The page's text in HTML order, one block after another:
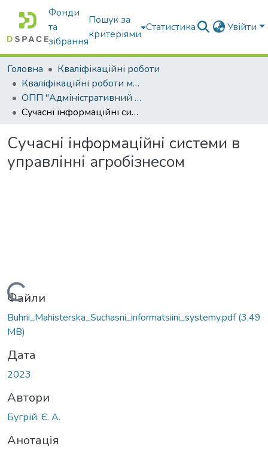
Фонди
та
зібрання
Пошук за
критеріями
Статистика Увійти
Головна
Кваліфікаційні роботи
Кваліфікаційні роботи магістрів
ОПП "Адміністративний менеджмент"
Сучасні інформаційні системи в управлінні агробізнесом
Сучасні інформаційні системи в
управлінні агробізнесом
Файли
Buhrii_Mahisterska_Suchasni_informatsiini_systemy.pdf(3,49
MB)
Дата
2023
Автори
Бугрій, Є. А.
Анотація